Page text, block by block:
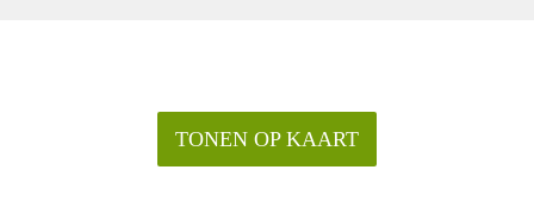
TONEN OP KAART